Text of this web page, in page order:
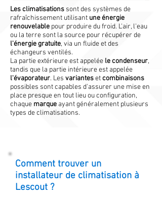
Les climatisations sont des systèmes de
rafraîchissement utilisant une énergie
renouvelable pour produire du froid. L'air, l'eau
ou la terre sont la source pour récupérer de
l'énergie gratuite, via un fluide et des
échangeurs ventilés.
La partie extérieure est appelée le condenseur,
tandis que la partie intérieure est appelée
l'évaporateur. Les variantesetcombinaisons
possibles sont capables d'assurer une mise en
place presque en tout lieu ou configuration,
chaque marque ayant généralement plusieurs
types de climatisations.
Comment trouver un
installateur de climatisation à
Lescout ?